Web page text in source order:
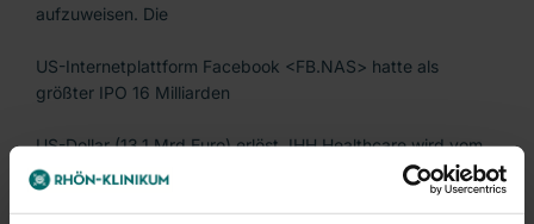
aufzuweisen. Die
US-Internetplattform Facebook <FB.NAS> hatte als
größter IPO 16 Milliarden
US-Dollar (13,1 Mrd Euro) erlöst. IHH Healthcare wird vom
malaysischen